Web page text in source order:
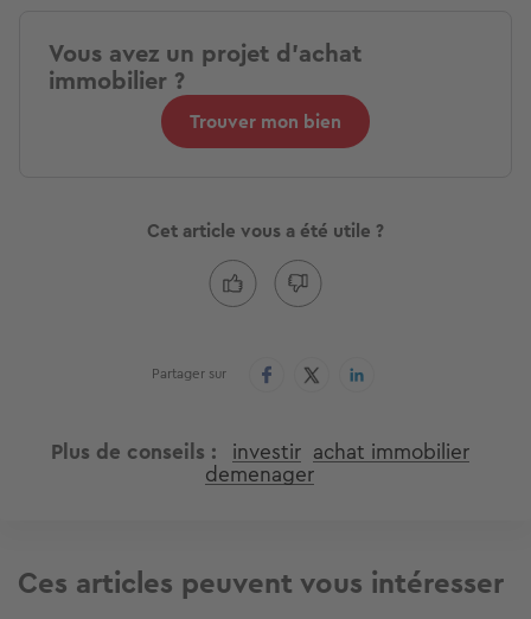
Vous avez un projet d'achat
immobilier ?
Trouver mon bien
Cet article vous a été utile ?
Partager sur
Plus de conseils investir achat immobilier
demenager
Ces articles peuvent vous intéresser